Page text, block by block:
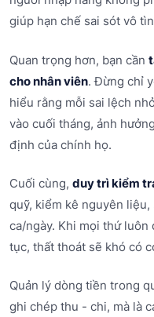
giúp hạn chế sai sót vô
Quan trọng hơn, bạn cần
cho nhân viên. Đừng chỉ
hiểu rằng mỗi sai lệch
vào cuối tháng, ảnh
định của chính họ.
Cuối cùng, duy trì kiểm
quỹ, kiểm kê nguyên
ca/ngày. Khi mọi thứ
tục, thất thoát sẽ khó có
Quản lý dòng tiền trong
ghi chép thu - chi, mà là